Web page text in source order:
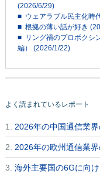
(2026/6/29)
■ ウェアラブル民主化時
■ 根拠の薄い話が好き
■ リング禍のプロボクシ
編） (2026/1/22)
よく読まれているレポート
1. 2026年の中国通信業
2. 2026年の欧州通信業
3. 海外主要国の6Gに向